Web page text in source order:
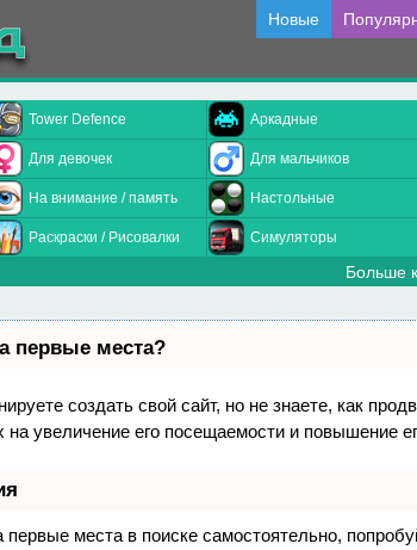
Новые
Tower Defence Аркадные
Для девочек Для мальчиков
На внимание / память Настольные
Раскраски / Рисовалки Симуляторы
Больше
первые места?
создать свой сайт, но не знаете, как
увеличение его посещаемости и повышение
места в поиске самостоятельно,